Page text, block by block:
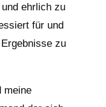
ehrlich zu
für und
zu
meine